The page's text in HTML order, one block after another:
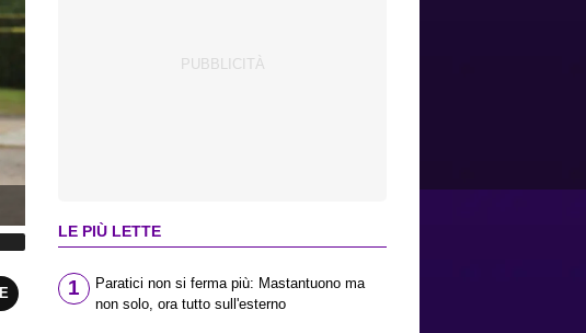
LE PIÙ LETTE
1
Paratici non si ferma più: Mastantuono ma
non solo, ora tutto sull'esterno